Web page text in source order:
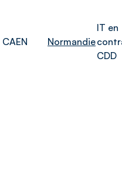
CAEN Normandie
IT en
CDD